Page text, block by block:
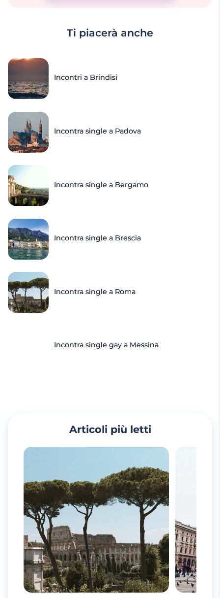
Ti piacerà anche
Incontri a Brindisi
Incontra single a Padova
Incontra single a Bergamo
Incontra single a Brescia
Incontra single a Roma
Incontra single gay a Messina
Articoli più letti